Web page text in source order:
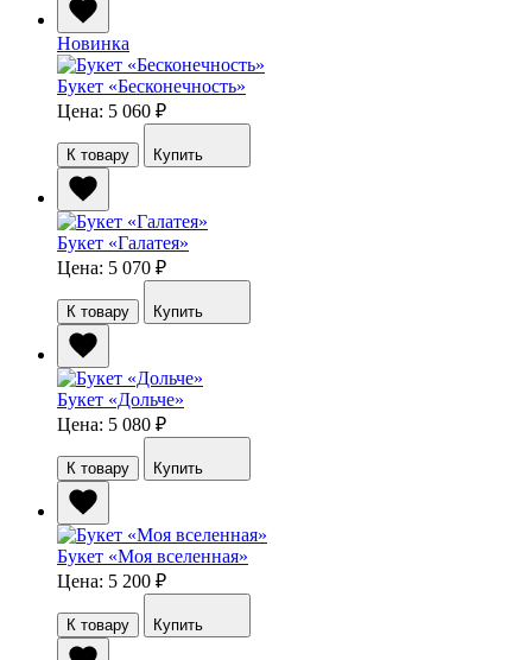
Новинка
Букет «Бесконечность»
Цена: 5 060 ₽
К товару Купить
Букет «Галатея»
Цена: 5 070 ₽
К товару Купить
Букет «Дольче»
Цена: 5 080 ₽
К товару Купить
Букет «Моя вселенная»
Цена: 5 200 ₽
К товару Купить